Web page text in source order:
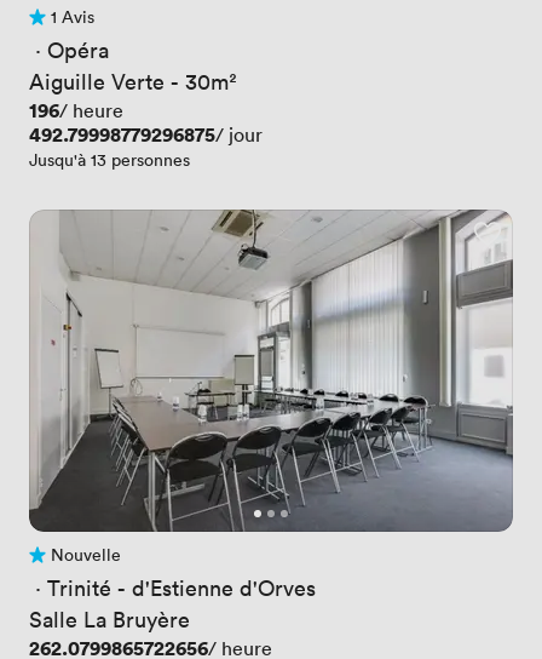
1 Avis1 Avis
· Opéra
Aiguille Verte - 30m²
Prix
196/ heure
Prix
492.79998779296875/ jour
Jusqu'à 13 personnes
Pas encore d'avis
Nouvelle
· Trinité - d'Estienne d'Orves
Salle La Bruyère
Prix
262.0799865722656/ heure